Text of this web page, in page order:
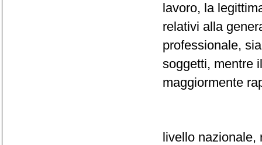
lavoro, la
relativi alla
professionale,
soggetti, mentre
maggiormente
livello nazionale,